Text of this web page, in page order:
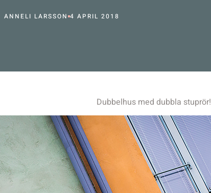
ANNELI LARSSON 4 APRIL 2018
Dubbelhus med dubbla stuprör!